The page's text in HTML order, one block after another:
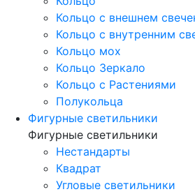
Кольцо с внешнем
Кольцо с внутренним
Кольцо мох
Кольцо Зеркало
Кольцо с Растениями
Полукольца
Фигурные светильники
Фигурные светильники
Нестандарты
Квадрат
Угловые светильники